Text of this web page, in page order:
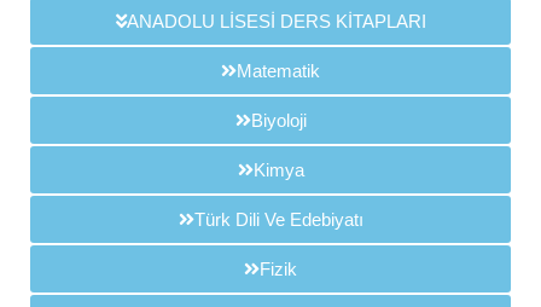
ANADOLU LİSESİ DERS KİTAPLARI
Matematik
Biyoloji
Kimya
Türk Dili Ve Edebiyatı
Fizik